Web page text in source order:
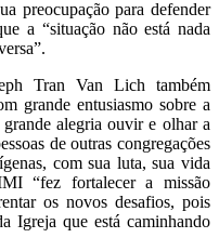
preocupação para defender
a “situação não está nada
Tran Van Lich também
grande entusiasmo sobre a
alegria ouvir e olhar a
de outras congregações
com sua luta, sua vida
“fez fortalecer a missão
os novos desafios, pois
Igreja que está caminhando